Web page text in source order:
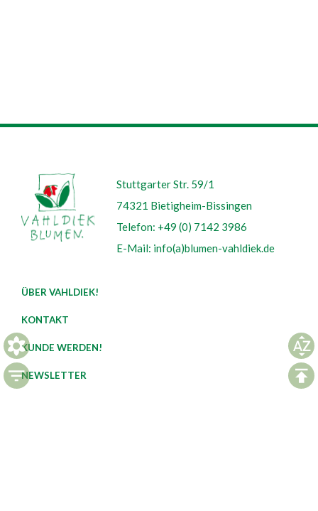
Stuttgarter Str. 59/1
74321 Bietigheim-Bissingen
Telefon: +49 (0) 7142 3986
E-Mail: info(a)blumen-vahldiek.de
ÜBER VAHLDIEK!
KONTAKT
KUNDE WERDEN!
NEWSLETTER